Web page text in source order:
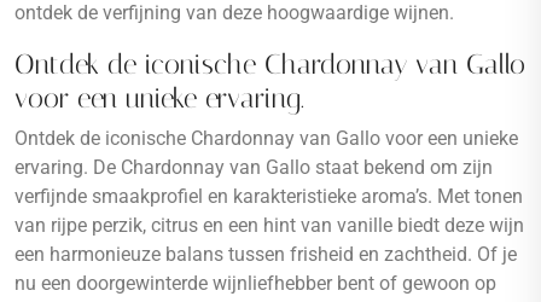
ontdek de verfijning van deze hoogwaardige wijnen.
Ontdek de iconische Chardonnay van Gallo
voor een unieke ervaring.
Ontdek de iconische Chardonnay van Gallo voor een unieke
ervaring. De Chardonnay van Gallo staat bekend om zijn
verfijnde smaakprofiel en karakteristieke aroma’s. Met tonen
van rijpe perzik, citrus en een hint van vanille biedt deze wijn
een harmonieuze balans tussen frisheid en zachtheid. Of je
nu een doorgewinterde wijnliefhebber bent of gewoon op